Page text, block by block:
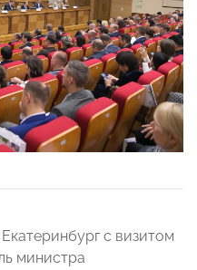
с визитом
министра